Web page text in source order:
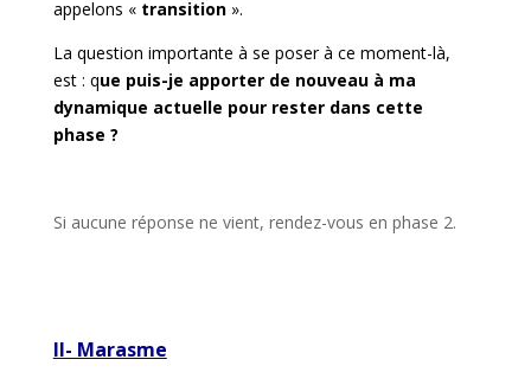
appelons « transition».
La question importante à se poser à ce moment-là,
est : que puis-je apporter de nouveau à ma
dynamique actuelle pour rester dans cette
phase ?
Si aucune réponse ne vient, rendez-vous en phase 2.
II- Marasme